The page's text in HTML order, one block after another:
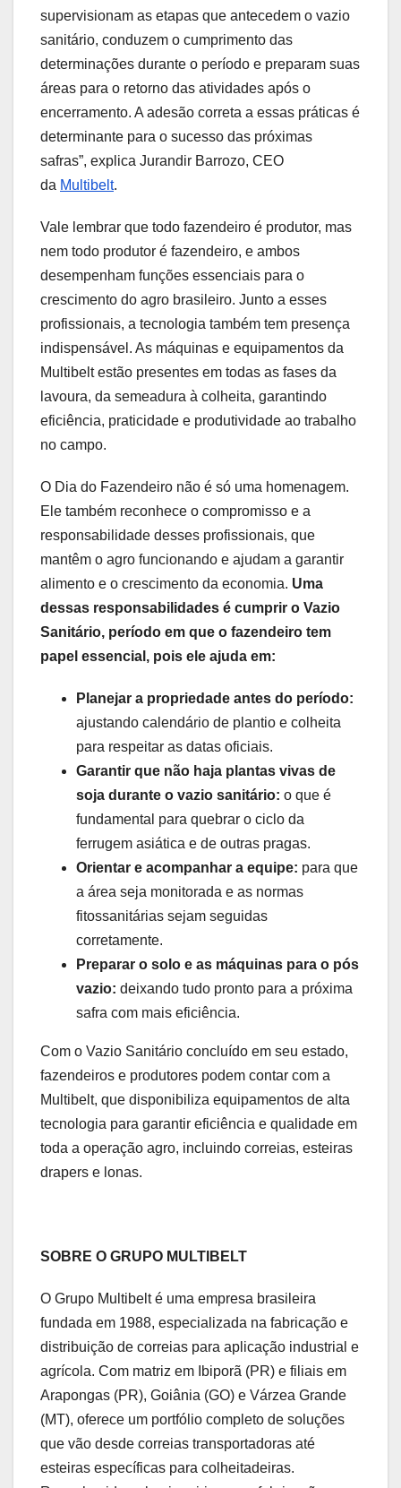
supervisionam as etapas que antecedem o vazio
sanitário, conduzem o cumprimento das
determinações durante o período e preparam suas
áreas para o retorno das atividades após o
encerramento. A adesão correta a essas práticas é
determinante para o sucesso das próximas
safras”, explica Jurandir Barrozo, CEO
da Multibelt.
Vale lembrar que todo fazendeiro é produtor, mas
nem todo produtor é fazendeiro, e ambos
desempenham funções essenciais para o
crescimento do agro brasileiro. Junto a esses
profissionais, a tecnologia também tem presença
indispensável. As máquinas e equipamentos da
Multibelt estão presentes em todas as fases da
lavoura, da semeadura à colheita, garantindo
eficiência, praticidade e produtividade ao trabalho
no campo.
O Dia do Fazendeiro não é só uma homenagem.
Ele também reconhece o compromisso e a
responsabilidade desses profissionais, que
mantêm o agro funcionando e ajudam a garantir
alimento e o crescimento da economia. Uma
dessas responsabilidades é cumprir o Vazio
Sanitário, período em que o fazendeiro tem
papel essencial, pois ele ajuda em:
Planejar a propriedade antes do período:
ajustando calendário de plantio e colheita
para respeitar as datas oficiais.
Garantir que não haja plantas vivas de
soja durante o vazio sanitário: o que é
fundamental para quebrar o ciclo da
ferrugem asiática e de outras pragas.
Orientar e acompanhar a equipe: para que
a área seja monitorada e as normas
fitossanitárias sejam seguidas
corretamente.
Preparar o solo e as máquinas para o pós
vazio: deixando tudo pronto para a próxima
safra com mais eficiência.
Com o Vazio Sanitário concluído em seu estado,
fazendeiros e produtores podem contar com a
Multibelt, que disponibiliza equipamentos de alta
tecnologia para garantir eficiência e qualidade em
toda a operação agro, incluindo correias, esteiras
drapers e lonas.
SOBRE O GRUPO MULTIBELT
O Grupo Multibelt é uma empresa brasileira
fundada em 1988, especializada na fabricação e
distribuição de correias para aplicação industrial e
agrícola. Com matriz em Ibiporã (PR) e filiais em
Arapongas (PR), Goiânia (GO) e Várzea Grande
(MT), oferece um portfólio completo de soluções
que vão desde correias transportadoras até
esteiras específicas para colheitadeiras.